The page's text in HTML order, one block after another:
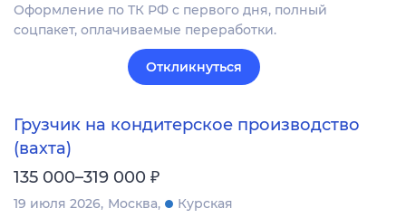
Оформление по ТК РФ с первого дня, полный
соцпакет, оплачиваемые переработки.
Откликнуться
Грузчик на кондитерское производство
(вахта)
135 000–319 000 ₽
19 июля 2026 Москва
Курская